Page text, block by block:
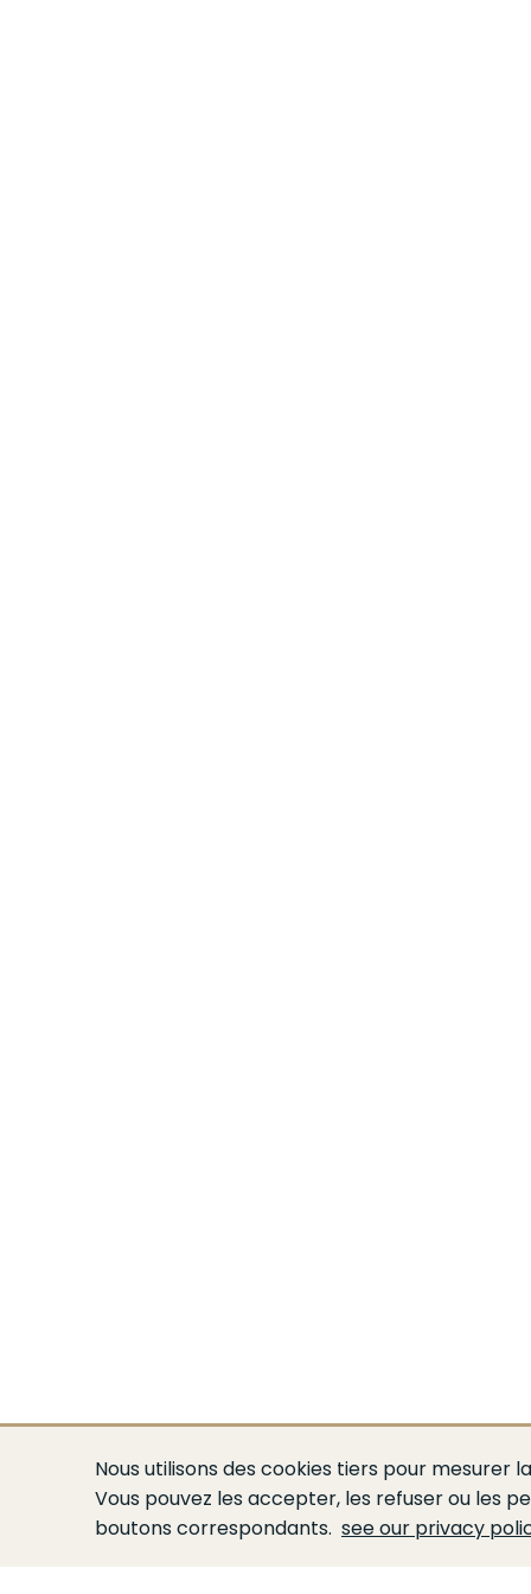
Nous utilisons des cookies tiers pour mesurer
Vous pouvez les accepter, les refuser ou les
boutons correspondants. see our privacy